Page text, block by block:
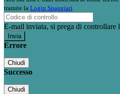
tramite la Login Spaggiari
E-mail inviata, si prega di controllare
Errore
Chiudi
Successo
Chiudi